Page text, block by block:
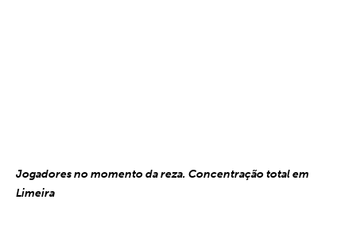
Jogadores no momento da reza. Concentração total em
Limeira